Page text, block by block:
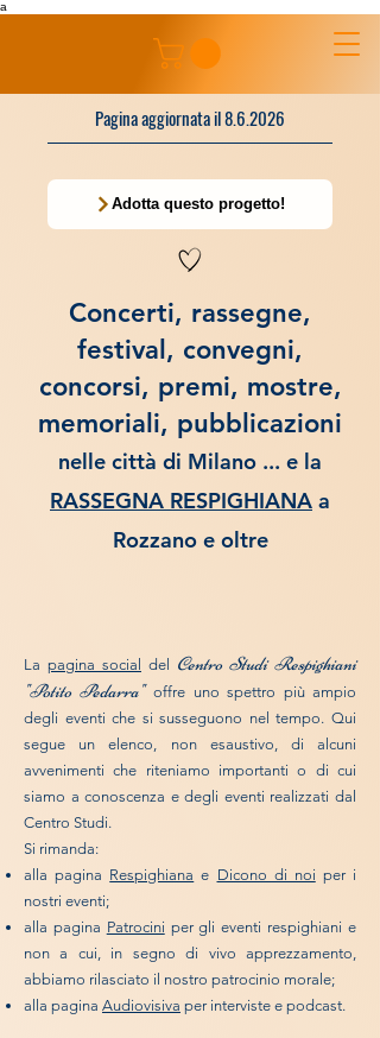
a
Pagina aggiornata il 8.6.2026
Adotta questo progetto!
Concerti, rassegne,
festival, convegni,
concorsi, premi, mostre,
memoriali, pubblicazioni
nelle città di Milano ... e la
RASSEGNA RESPIGHIANA a
Rozzano e oltre
La pagina social del Centro Studi Respighiani
"Potito Pedarra" offre uno spettro più ampio
degli eventi che si susseguono nel tempo. Qui
segue un elenco, non esaustivo, di alcuni
avvenimenti che riteniamo importanti o di cui
siamo a conoscenza e degli eventi realizzati dal
Centro Studi.
Si rimanda:
alla pagina Respighiana e Dicono di noi per i
nostri eventi;
alla pagina Patrocini per gli eventi respighiani e
non a cui, in segno di vivo apprezzamento,
abbiamo rilasciato il nostro patrocinio morale;
alla pagina Audiovisiva per interviste e podcast.